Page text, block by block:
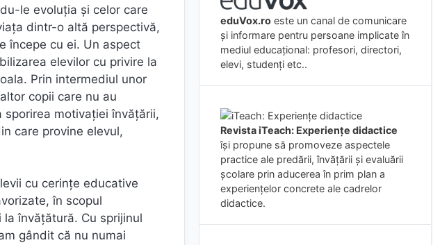
le evoluția și celor care
dintr-o altă perspectivă,
începe cu ei. Un aspect
elevilor cu privire la
Prin intermediul unor
copii care nu au
motivaţiei învăţării,
care provine elevul,
cu cerințe educative
în scopul
învățătură. Cu sprijinul
gândit că nu numai
eduVox.ro este un canal de comunicare
și informare pentru persoane implicate în
mediul educațional: profesori, directori,
elevi, studenți etc..
Revista iTeach: Experienţe didactice
îşi propune să promoveze aspectele
practice ale predării, învăţării şi evaluării
şcolare prin aducerea în prim plan a
experienţelor concrete ale cadrelor
didactice.